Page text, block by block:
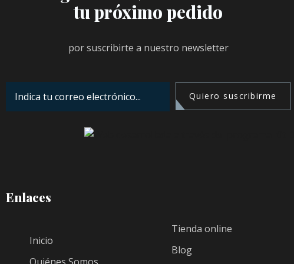
tu próximo pedido
por suscribirte a nuestro newsletter
Quiero suscribirme
Enlaces
Inicio
Tienda online
Blog